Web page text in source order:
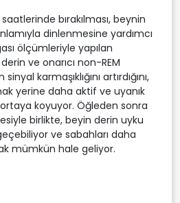
bırakılması, beynin
dinlenmesine yardımcı
ölçümleriyle yapılan
ve onarıcı non-REM
karmaşıklığını artırdığını,
yerine daha aktif ve uyanık
ortaya koyuyor. Öğleden sonra
birlikte, beyin derin uyku
ve sabahları daha
mümkün hale geliyor.